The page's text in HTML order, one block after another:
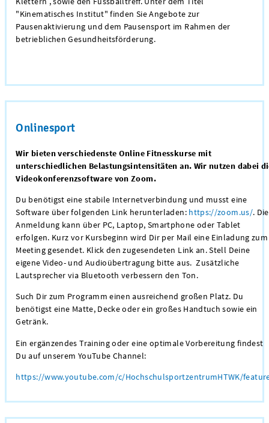
"Kinematisches Institut" finden Sie Angebote zur
Pausenaktivierung und dem Pausensport im Rahmen der
betrieblichen Gesundheitsförderung.
Onlinesport
Wir bieten verschiedenste Online Fitnesskurse mit
unterschiedlichen Belastungsintensitäten an. Wir nutzen dabei
Videokonferenzsoftware von Zoom.
Du benötigst eine stabile Internetverbindung und musst eine
Software über folgenden Link herunterladen: https://zoom.us/. Die
Anmeldung kann über PC, Laptop, Smartphone oder Tablet
erfolgen. Kurz vor Kursbeginn wird Dir per Mail eine Einladung zum
Meeting gesendet. Klick den zugesendeten Link an. Stell Deine
eigene Video- und Audioübertragung bitte aus. Zusätzliche
Lautsprecher via Bluetooth verbessern den Ton.
Such Dir zum Programm einen ausreichend großen Platz. Du
benötigst eine Matte, Decke oder ein großes Handtuch sowie ein
Getränk.
Ein ergänzendes Training oder eine optimale Vorbereitung findest
Du auf unserem YouTube Channel:
https://www.youtube.com/c/HochschulsportzentrumHTWK/